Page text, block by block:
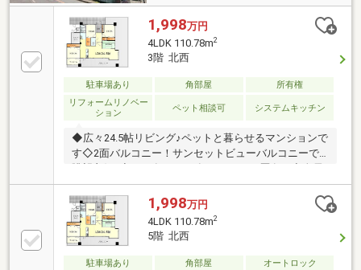
1,998万円
4LDK 110.78m2
3階 北西
駐車場あり 角部屋
所有権
リフォームリノベー
ション
ペット相談可 システムキッチン
◆広々24.5帖リビング♪ペットと暮らせるマンションで
す◇2面バルコニー！サンセットビューバルコニーで
室収納付き＆トランクルーム完備でお荷物もスッキリ
片付きます！◆来場メリット♪・物件を見て触れる事
で暮らしのイメージが上がります・WEBよりもリアル
な資金シミュレーションが可能です・未完成でも類似
の完成物件があればご案内可能です赤い「見学可能」
ボタンから、ご希望の日時にご予約ください
1,998万円
4LDK 110.78m2
5階 北西
駐車場あり 角部屋
オートロック